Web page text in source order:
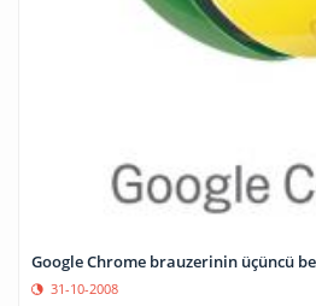
Google Chrome brauzerinin üçüncü
31-10-2008